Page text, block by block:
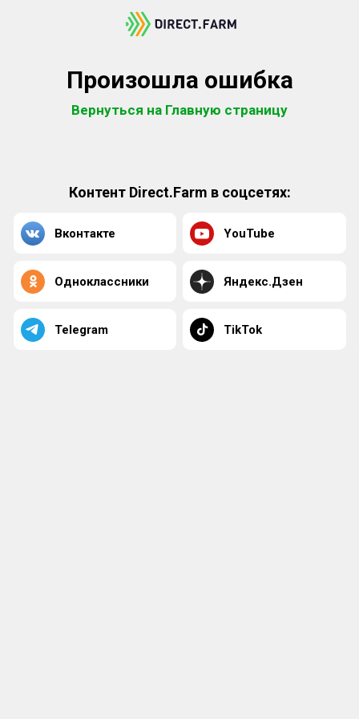
Произошла ошибка
Вернуться на Главную страницу
Контент Direct.Farm в соцсетях:
Вконтакте YouTube
Одноклассники Яндекс.Дзен
Telegram TikTok